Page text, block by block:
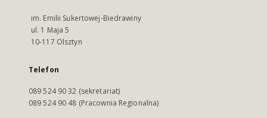
im. Emilii Sukertowej-Biedrawiny
ul. 1 Maja 5
10-117 Olsztyn
Telefon
089 524 90 32 (sekretariat)
089 524 90 48 (Pracownia Regionalna)